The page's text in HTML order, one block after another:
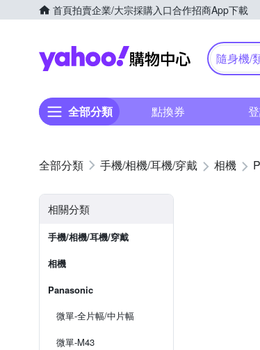
首頁拍賣企業/大宗採購入口合作招商App下載
Yahoo購物中
隨身機/
全部分類 點換券
手機/相機/耳機/穿戴 相機
相關分類
手機/相機/耳機/穿戴
相機
Panasonic
微單-全片幅/中片幅
微單-M43